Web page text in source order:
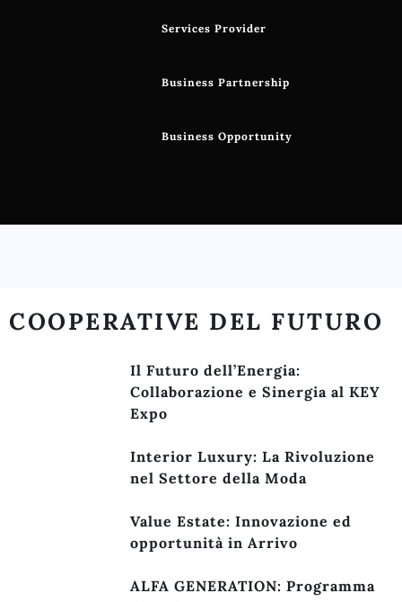
Services Provider
Business Partnership
Business Opportunity
COOPERATIVE DEL FUTURO
Il Futuro dell’Energia:
Collaborazione e Sinergia al KEY
Expo
Interior Luxury: La Rivoluzione
nel Settore della Moda
Value Estate: Innovazione ed
opportunità in Arrivo
ALFA GENERATION: Programma